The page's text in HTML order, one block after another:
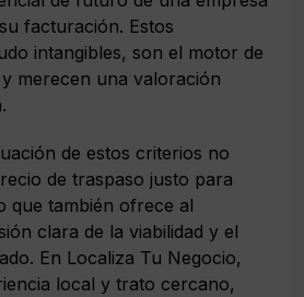
facturación. Estos
intangibles, son el motor de
merecen una valoración
de estos criterios no
de traspaso justo para
que también ofrece al
clara de la viabilidad y el
En Localiza Tu Negocio,
local y trato cercano,